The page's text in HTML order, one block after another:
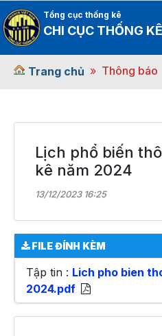
Tổng cục thống kê
CHI CỤC THỐNG
Trang chủ Thông báo
Lịch phổ biến
kê năm 2024
13/12/2023 16:25
FILE ĐÍNH KÈM
Tập tin : Lich pho bien
2024.pdf